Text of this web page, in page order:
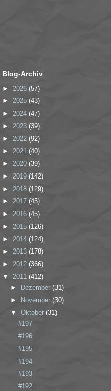
Blog-Archiv
► 2026 (57)
► 2025 (43)
► 2024 (47)
► 2023 (39)
► 2022 (92)
► 2021 (40)
► 2020 (39)
► 2019 (142)
► 2018 (129)
► 2017 (45)
► 2016 (45)
► 2015 (126)
► 2014 (124)
► 2013 (178)
► 2012 (366)
▼ 2011 (412)
►
Dezember (31)
►
November (30)
▼ Oktober (31)
#197
#196
#195
#194
#193
#192